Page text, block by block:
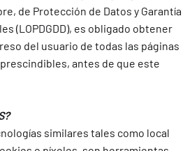
de Protección de Datos y Garantía
(LOPDGDD), es obligado obtener
del usuario de todas las páginas
antes de que este
similares tales como local